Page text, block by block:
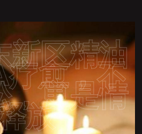
新区精油
疗愈，不
，更是情
放